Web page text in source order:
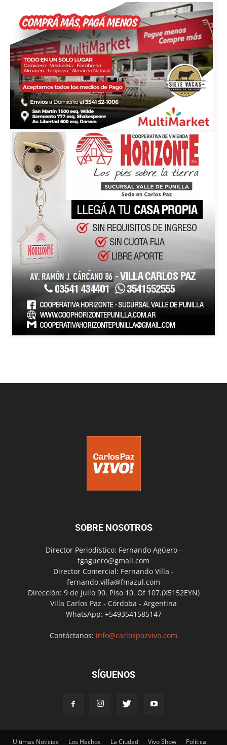
SOBRE NOSOTROS
Director Periodístico: Fernando Agüero -
fgaguero@gmail.com
Director Comercial: Fernando Villa -
fernando.villa@fmazul.com
Dirección: 9 de Julio 90. Piso 10. Of 107.(X5152EYN)
Villa Carlos Paz - Córdoba - Argentina
WhatsApp: +5493541585147
Contáctanos: info@carlospazvivo.com
SÍGUENOS
Ultimas Noticias Los Hechos La Ciudad Vivo Show Política